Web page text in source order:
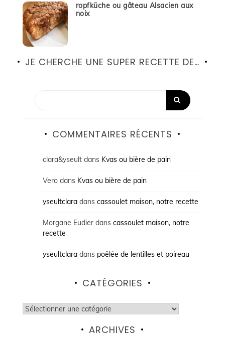
ropfküche ou gâteau Alsacien aux
noix
JE CHERCHE UNE SUPER RECETTE DE…
COMMENTAIRES RÉCENTS
clara&yseultdans Kvas ou bière de pain
Verodans Kvas ou bière de pain
yseultclaradans cassoulet maison, notre recette
Morgane Eudierdans cassoulet maison, notre
recette
yseultclaradans poêlée de lentilles et poireau
CATÉGORIES
Catégories
ARCHIVES